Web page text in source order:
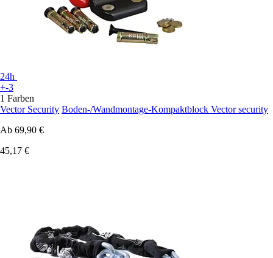
24h
+-3
1 Farben
Vector Security Boden-/Wandmontage-Kompaktblock Vector security
Ab 69,90 €
45,17 €